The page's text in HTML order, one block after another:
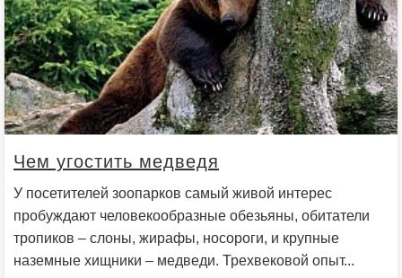
Чем угостить медведя
У посетителей зоопарков самый живой интерес
пробуждают человекообразные обезьяны, обитатели
тропиков – слоны, жирафы, носороги, и крупные
наземные хищники – медведи. Трехвековой опыт...